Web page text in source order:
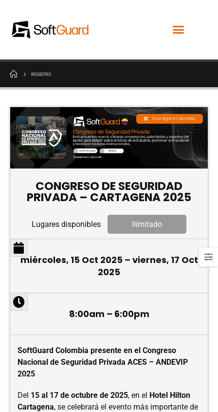
REGISTRO
Descargar a Calendario
CONGRESO DE SEGURIDAD
PRIVADA – CARTAGENA 2025
Lugares disponibles Ilimitado
miércoles, 15 Oct 2025 – viernes, 17 Oct
2025
8:00am – 6:00pm
SoftGuard Colombia presente en el Congreso
Nacional de Seguridad Privada ACES – ANDEVIP
2025
Del 15 al 17 de octubre de 2025, en el Hotel Hilton
Cartagena, se celebrará el evento más importante de